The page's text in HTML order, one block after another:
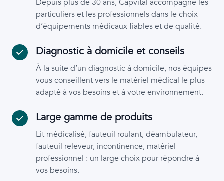
Depuis plus de 30 ans, Capvital accompagne les
particuliers et les professionnels dans le choix
d’équipements médicaux fiables et de qualité.
Diagnostic à domicile et conseils
À la suite d’un diagnostic à domicile, nos équipes
vous conseillent vers le matériel médical le plus
adapté à vos besoins et à votre environnement.
Large gamme de produits
Lit médicalisé, fauteuil roulant, déambulateur,
fauteuil releveur, incontinence, matériel
professionnel : un large choix pour répondre à
vos besoins.